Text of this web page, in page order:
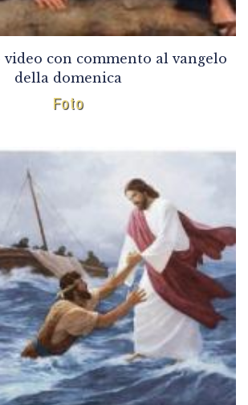
video con commento al vangelo
della domenica
Foto